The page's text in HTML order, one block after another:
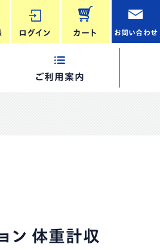
ログイン カート お問い合わせ
ご利用案内
ン 体重計収